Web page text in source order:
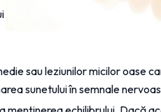
sau leziunilor micilor oase
sunetului în semnale